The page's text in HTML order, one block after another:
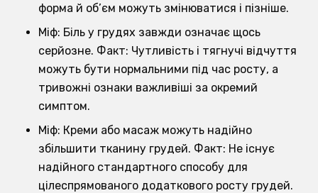
форма й об’єм можуть змінюватися і пізніше.
Міф: Біль у грудях завжди означає щось
серйозне. Факт: Чутливість і тягнучі відчуття
можуть бути нормальними під час росту, а
тривожні ознаки важливіші за окремий
симптом.
Міф: Креми або масаж можуть надійно
збільшити тканину грудей. Факт: Не існує
надійного стандартного способу для
цілеспрямованого додаткового росту грудей.